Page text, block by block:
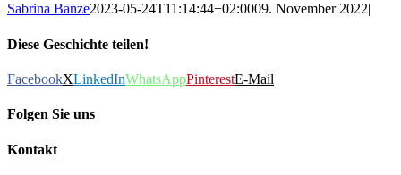
Sabrina Banze2023-05-24T11:14:44+02:0009. November 2022|
Diese Geschichte teilen!
FacebookXLinkedInWhatsAppPinterestE-Mail
Folgen Sie uns
Kontakt